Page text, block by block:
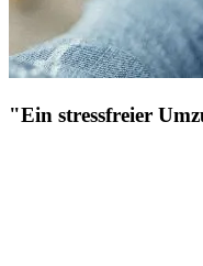
"Ein stressfreier